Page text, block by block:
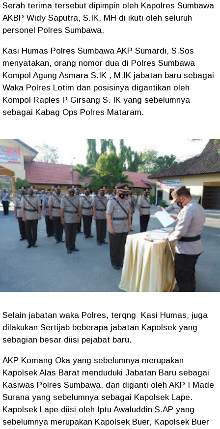
Serah terima tersebut dipimpin oleh Kapolres Sumbawa
AKBP Widy Saputra, S.IK, MH di ikuti oleh seluruh
personel Polres Sumbawa.
Kasi Humas Polres Sumbawa AKP Sumardi, S.Sos
menyatakan, orang nomor dua di Polres Sumbawa
Kompol Agung Asmara S.IK , M.IK jabatan baru sebagai
Waka Polres Lotim dan posisinya digantikan oleh
Kompol Raples P Girsang S. IK yang sebelumnya
sebagai Kabag Ops Polres Mataram.
Selain jabatan waka Polres, terqng Kasi Humas, juga
dilakukan Sertijab beberapa jabatan Kapolsek yang
sebagian besar diisi pejabat baru.
AKP Komang Oka yang sebelumnya merupakan
Kapolsek Alas Barat menduduki Jabatan Baru sebagai
Kasiwas Polres Sumbawa, dan diganti oleh AKP I Made
Surana yang sebelumnya sebagai Kapolsek Lape.
Kapolsek Lape diisi oleh Iptu Awaluddin S.AP yang
sebelumnya merupakan Kapolsek Buer, Kapolsek Buer